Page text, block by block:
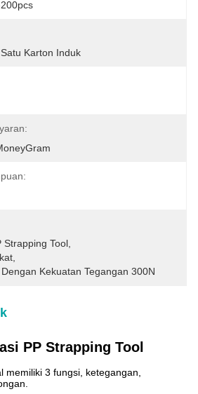
Karton Induk
Strapping Tool
Kekuatan Tegangan 300N
PP Strapping Tool
memiliki 3 fungsi, ketegangan,